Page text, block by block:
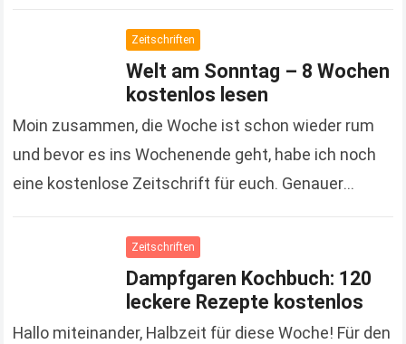
Zeitschriften
Welt am Sonntag – 8 Wochen
kostenlos lesen
Moin zusammen, die Woche ist schon wieder rum
und bevor es ins Wochenende geht, habe ich noch
eine kostenlose Zeitschrift für euch. Genauer
Zeitschriften
Dampfgaren Kochbuch: 120
leckere Rezepte kostenlos
Hallo miteinander, Halbzeit für diese Woche! Für den